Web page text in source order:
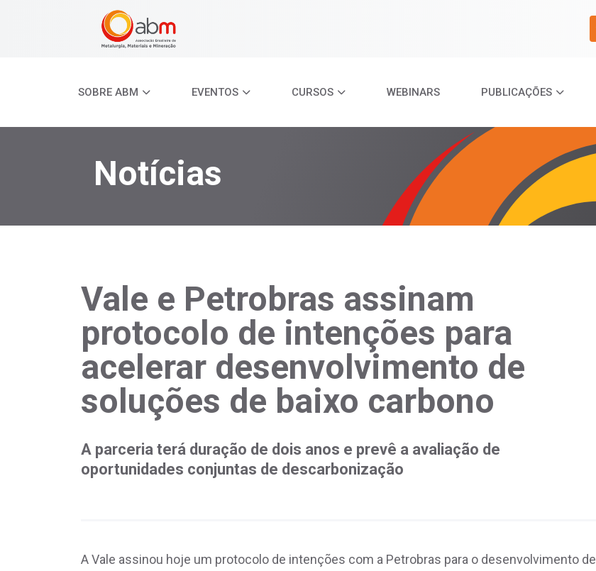
SOBRE ABM EVENTOS CURSOS WEBINARS PUBLICAÇÕES
Notícias
Vale e Petrobras assinam
protocolo de intenções para
acelerar desenvolvimento de
soluções de baixo carbono
A parceria terá duração de dois anos e prevê a avaliação de
oportunidades conjuntas de descarbonização
A Vale assinou hoje um protocolo de intenções com a Petrobras para o desenvolvimento de